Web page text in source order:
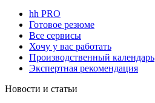
hh PRO
Готовое резюме
Все сервисы
Хочу у вас работать
Производственный календарь
Экспертная рекомендация
Новости и статьи